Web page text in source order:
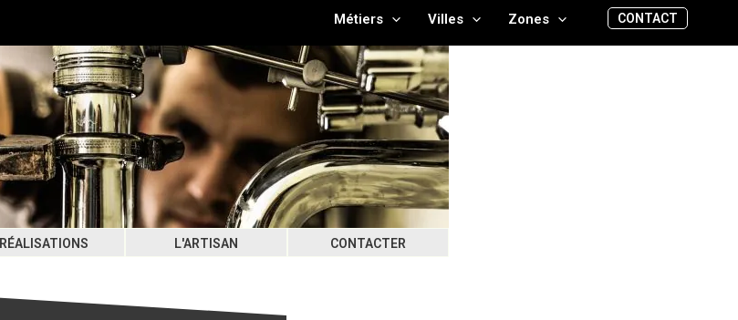
Métiers Villes Zones CONTACT
RÉALISATIONS L'ARTISAN CONTACTER